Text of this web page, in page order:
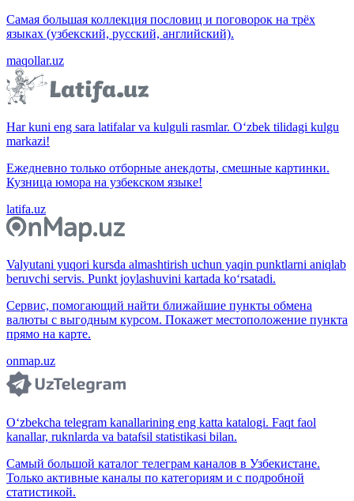
Самая большая коллекция пословиц и поговорок на трёх
языках (узбекский, русский, английский).
maqollar.uz
Har kuni eng sara latifalar va kulguli rasmlar. O‘zbek tilidagi kulgu
markazi!
Ежедневно только отборные анекдоты, смешные картинки.
Кузница юмора на узбекском языке!
latifa.uz
Valyutani yuqori kursda almashtirish uchun yaqin punktlarni aniqlab
beruvchi servis. Punkt joylashuvini kartada ko‘rsatadi.
Сервис, помогающий найти ближайшие пункты обмена
валюты с выгодным курсом. Покажет местоположение пункта
прямо на карте.
onmap.uz
O‘zbekcha telegram kanallarining eng katta katalogi. Faqt faol
kanallar, ruknlarda va batafsil statistikasi bilan.
Самый большой каталог телеграм каналов в Узбекистане.
Только активные каналы по категориям и с подробной
статистикой.